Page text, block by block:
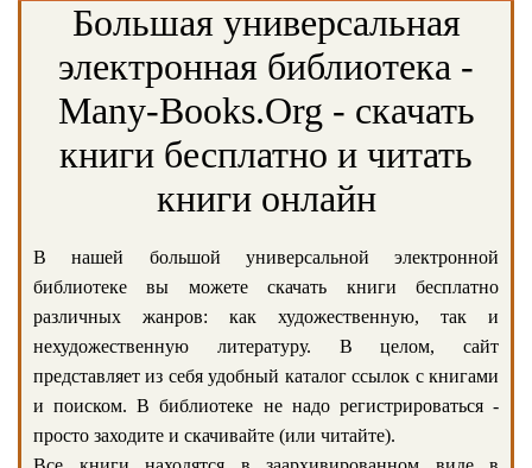
Большая универсальная
электронная библиотека -
Many-Books.Org - скачать
книги бесплатно и читать
книги онлайн
В нашей большой универсальной электронной
библиотеке вы можете скачать книги бесплатно
различных жанров: как художественную, так и
нехудожественную литературу. В целом, сайт
представляет из себя удобный каталог ссылок с книгами
и поиском. В библиотеке не надо регистрироваться -
просто заходите и скачивайте (или читайте).